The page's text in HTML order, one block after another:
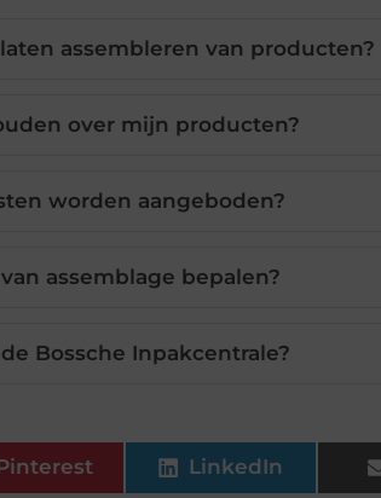
assembleren van producten?
over mijn producten?
worden aangeboden?
assemblage bepalen?
Bossche Inpakcentrale?
LinkedIn